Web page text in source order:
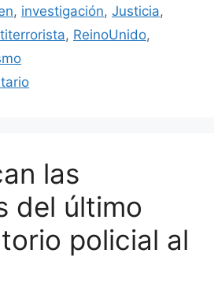
, investigación, Justicia,
, ReinoUnido,
las
del último
policial al